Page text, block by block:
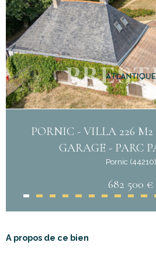
PORNIC - VILLA 226
GARAGE - PARC
Pornic (44210)
682 500 €
A propos de ce bien